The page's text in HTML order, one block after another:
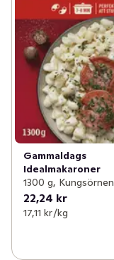
Gammaldags
Idealmakaroner
1300 g, Kungsörnen
22,24 kr
17,11 kr /kg